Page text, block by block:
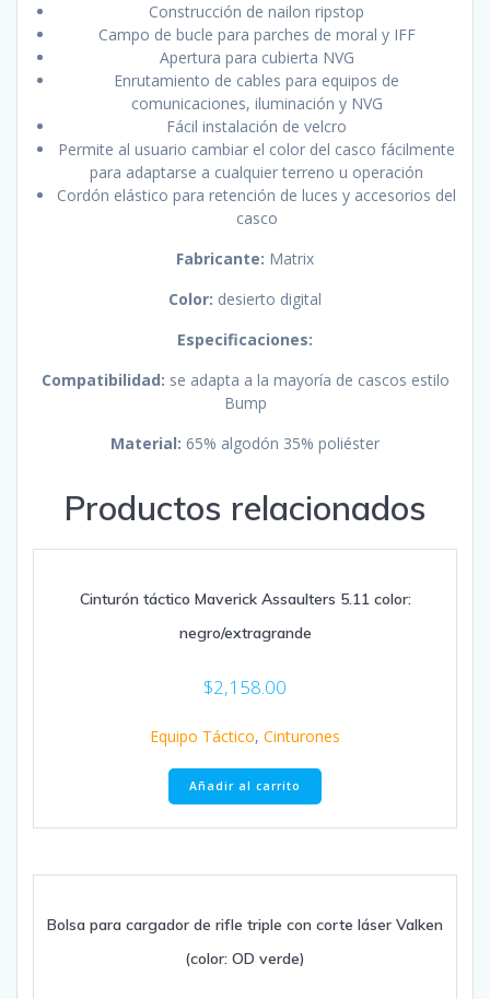
Construcción de nailon ripstop
Campo de bucle para parches de moral y IFF
Apertura para cubierta NVG
Enrutamiento de cables para equipos de
comunicaciones, iluminación y NVG
Fácil instalación de velcro
Permite al usuario cambiar el color del casco fácilmente
para adaptarse a cualquier terreno u operación
Cordón elástico para retención de luces y accesorios del
casco
Fabricante: Matrix
Color: desierto digital
Especificaciones:
Compatibilidad: se adapta a la mayoría de cascos estilo
Bump
Material: 65% algodón 35% poliéster
Productos relacionados
Cinturón táctico Maverick Assaulters 5.11 color:
negro/extragrande
$2,158.00
Equipo Táctico, Cinturones
Añadir al carrito
Bolsa para cargador de rifle triple con corte láser Valken
(color: OD verde)